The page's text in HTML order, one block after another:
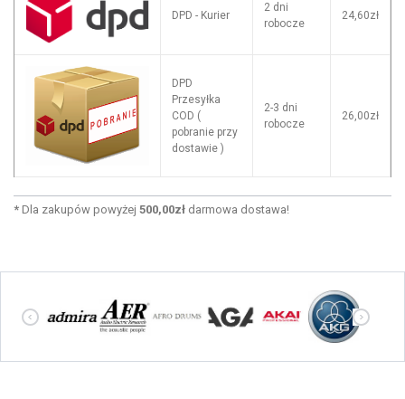
DPD - Kurier
2 dni
robocze
24,60zł
DPD
Przesyłka
COD (
pobranie przy
dostawie )
2-3 dni
robocze
26,00zł
* Dla zakupów powyżej 500,00zł darmowa dostawa!